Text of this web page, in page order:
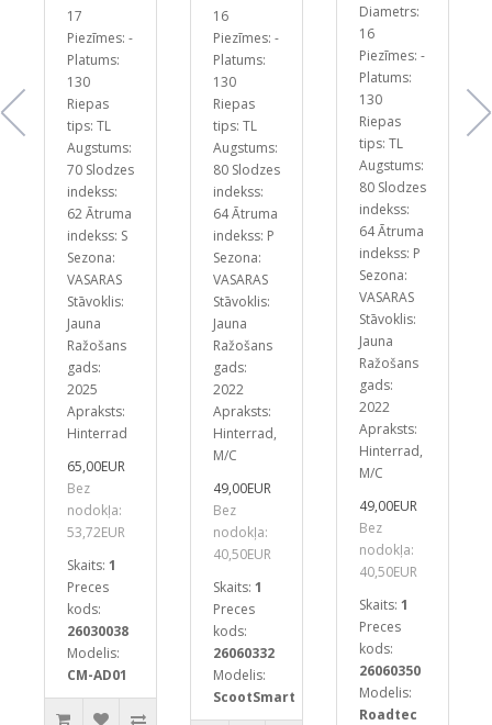
17
Piezīmes: -
Platums:
130
Riepas
tips: TL
Augstums:
70 Slodzes
indekss:
62Ātruma
indekss: S
Sezona:
VASARAS
Stāvoklis:
Jauna
Ražošans
gads:
2025
Apraksts:
Hinterrad
65,00EUR
Bez
nodokļa:
53,72EUR
Skaits: 1
Preces
kods:
26030038
Modelis:
CM-AD01
16
Piezīmes: -
Platums:
130
Riepas
tips: TL
Augstums:
80 Slodzes
indekss:
64Ātruma
indekss: P
Sezona:
VASARAS
Stāvoklis:
Jauna
Ražošans
gads:
2022
Apraksts:
Hinterrad,
M/C
49,00EUR
Bez
nodokļa:
40,50EUR
Skaits: 1
Preces
kods:
26060332
Modelis:
ScootSmart
Diametrs:
16
Piezīmes: -
Platums:
130
Riepas
tips: TL
Augstums:
80 Slodzes
indekss:
64Ātruma
indekss: P
Sezona:
VASARAS
Stāvoklis:
Jauna
Ražošans
gads:
2022
Apraksts:
Hinterrad,
M/C
49,00EUR
Bez
nodokļa:
40,50EUR
Skaits: 1
Preces
kods:
26060350
Modelis:
Roadtec